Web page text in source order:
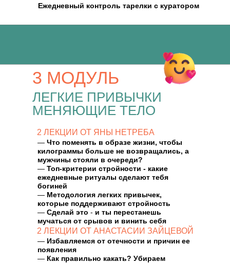
Ежедневный контроль тарелки с куратором
ЛЕГКИЕ ПРИВЫЧКИ
МЕНЯЮЩИЕ ТЕЛО
3 МОДУЛЬ
— Избавляемся от отечности и причин ее
появления
— Как правильно какать? Убираем
2 ЛЕКЦИИ ОТ ЯНЫ НЕТРЕБА
— Что поменять в образе жизни, чтобы
килограммы больше не возвращались, а
мужчины стояли в очереди?
— Топ-критерии стройности - какие
ежедневные ритуалы сделают тебя
богиней
— Методология легких привычек,
которые поддерживают стройность
— Сделай это - и ты перестанешь
мучаться от срывов и винить себя
2 ЛЕКЦИИ ОТ АНАСТАСИИ ЗАЙЦЕВОЙ